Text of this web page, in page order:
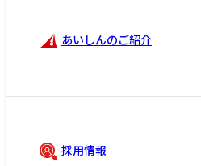
あいしんのご紹介
採用情報